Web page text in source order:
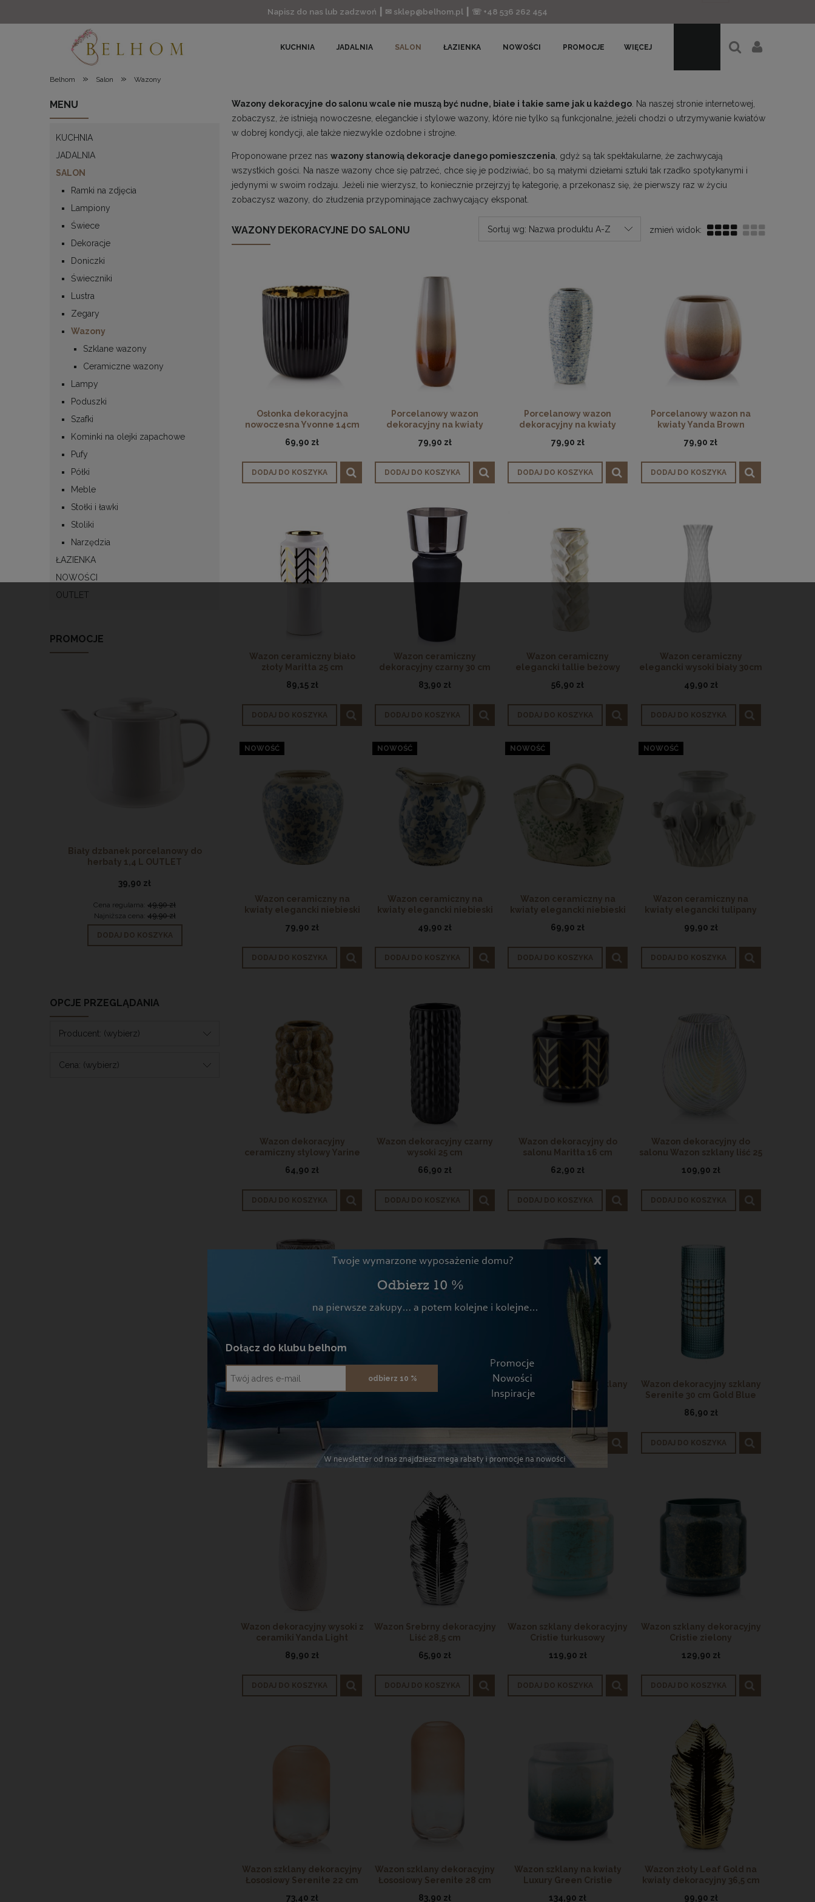
Napisz do nas lub zadzwoń ┃ ✉ sklep@belhom.pl ┃ ☏ +48 536 262 454
KUCHNIA JADALNIA SALON ŁAZIENKA NOWOŚCI PROMOCJE WIĘCEJ
Belhom » Salon » Wazony
MENU
KUCHNIA
JADALNIA
SALON
Ramki na zdjęcia
Lampiony
Świece
Dekoracje
Doniczki
Świeczniki
Lustra
Zegary
Wazony
Szklane wazony
Ceramiczne wazony
Lampy
Poduszki
Szafki
Kominki na olejki zapachowe
Pufy
Półki
Meble
Stołki i ławki
Stoliki
Narzędzia
ŁAZIENKA
NOWOŚCI
OUTLET
PROMOCJE
Biały dzbanek porcelanowy do
herbaty 1,4 L OUTLET
39,90 zł
Cena regularna: 49,90 zł
Najniższa cena: 49,90 zł
DODAJ DO KOSZYKA
OUTLET
Cena regularna:99,90 zł
Najniższa cena:99,90 zł
OUTLET
Cena regularna:24,90 zł
Najniższa cena:19,90 zł
Cena regularna:39,90 zł
Najniższa cena: 39,90 zł
OPCJE PRZEGLĄDANIA
Producent: (wybierz)
Cena: (wybierz)
Wazony dekoracyjne do salonu wcale nie muszą być nudne, białe i takie same jak u każdego . Na naszej stronie internetowej,
zobaczysz, że istnieją nowoczesne, eleganckie i stylowe wazony, które nie tylko są funkcjonalne, jeżeli chodzi o utrzymywanie kwiatów
w dobrej kondycji, ale także niezwykle ozdobne i strojne.
Proponowane przez nas wazony stanowią dekoracje danego pomieszczenia , gdyż są tak spektakularne, że zachwycają
wszystkich gości. Na nasze wazony chce się patrzeć, chce się je podziwiać, bo są małymi dziełami sztuki tak rzadko spotykanymi i
jedynymi w swoim rodzaju. Jeżeli nie wierzysz, to koniecznie przejrzyj tę kategorię, a przekonasz się, że pierwszy raz w życiu
zobaczysz wazony, do złudzenia przypominające zachwycający eksponat.
WAZONY DEKORACYJNE DO SALONU Sortuj wg: Nazwa produktu A-Z
Osłonka dekoracyjna
nowoczesna Yvonne 14cm
69,90 zł
DODAJ DO KOSZYKA
Porcelanowy wazon
dekoracyjny na kwiaty
79,90 zł
DODAJ DO KOSZYKA
Porcelanowy wazon
dekoracyjny na kwiaty
79,90 zł
DODAJ DO KOSZYKA
Porcelanowy wazon na
kwiaty Yanda Brown
79,90 zł
DODAJ DO KOSZYKA
Wazon ceramiczny biało
złoty Maritta 25 cm
89,15 zł
DODAJ DO KOSZYKA
Wazon ceramiczny
dekoracyjny czarny 30 cm
83,90 zł
DODAJ DO KOSZYKA
Wazon ceramiczny
elegancki tallie beżowy
56,90 zł
DODAJ DO KOSZYKA
Wazon ceramiczny
elegancki wysoki biały 30cm
49,90 zł
DODAJ DO KOSZYKA
Wazon ceramiczny na
kwiaty elegancki niebieski
79,90 zł
DODAJ DO KOSZYKA
NOWOŚĆ
Wazon ceramiczny na
kwiaty elegancki niebieski
49,90 zł
DODAJ DO KOSZYKA
NOWOŚĆ
Wazon ceramiczny na
kwiaty elegancki niebieski
69,90 zł
DODAJ DO KOSZYKA
NOWOŚĆ
Wazon ceramiczny na
kwiaty elegancki tulipany
99,90 zł
DODAJ DO KOSZYKA
NOWOŚĆ
Wazon dekoracyjny
ceramiczny stylowy Yarine
64,90 zł
DODAJ DO KOSZYKA
Wazon dekoracyjny czarny
wysoki 25 cm
66,90 zł
DODAJ DO KOSZYKA
Wazon dekoracyjny do
salonu Maritta 16 cm
62,90 zł
DODAJ DO KOSZYKA
Wazon dekoracyjny do
salonu Wazon szklany liść 25
109,90 zł
DODAJ DO KOSZYKA
Wazon dekoracyjny na
kwiaty ceramiczny Tamani
DODAJ DO KOSZYKA
Wazon dekoracyjny na
kwiaty okrągły Yanda Green
DODAJ DO KOSZYKA
Wazon dekoracyjny szklany
Modern 27 cm
129,90 zł
DODAJ DO KOSZYKA
Wazon dekoracyjny szklany
Serenite 30 cm Gold Blue
86,90 zł
DODAJ DO KOSZYKA
Wazon dekoracyjny wysoki z
ceramiki Yanda Light
89,90 zł
DODAJ DO KOSZYKA
Wazon Srebrny dekoracyjny
Liść 28,5 cm
65,90 zł
DODAJ DO KOSZYKA
Wazon szklany dekoracyjny
Cristie turkusowy
119,90 zł
DODAJ DO KOSZYKA
Wazon szklany dekoracyjny
Cristie zielony
129,90 zł
DODAJ DO KOSZYKA
Wazon szklany dekoracyjny
Łososiowy Serenite 22 cm
73,40 zł
Wazon szklany dekoracyjny
Łososiowy Serenite 28 cm
83,90 zł
Wazon szklany na kwiaty
Luxury Green Cristie
134,90 zł
Wazon złoty Leaf Gold na
kwiaty dekoracyjny 36,5 cm
99,90 zł
x
Dołącz do klubu belhom
odbierz 10 %